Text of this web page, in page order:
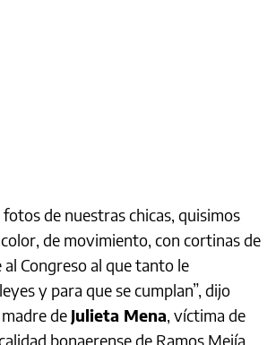
fotos de nuestras chicas, quisimos
de movimiento, con cortinas de
Congreso al que tanto le
y para que se cumplan”, dijo
de Julieta Mena, víctima de
bonaerense de Ramos Mejía.